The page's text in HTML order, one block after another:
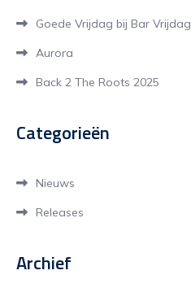
Goede Vrijdag bij Bar Vrijdag
Aurora
Back 2 The Roots 2025
Categorieën
Nieuws
Releases
Archief